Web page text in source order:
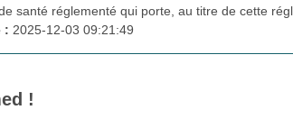
santé réglementé qui porte, au titre de cette
: 2025-12-03 09:21:49
!